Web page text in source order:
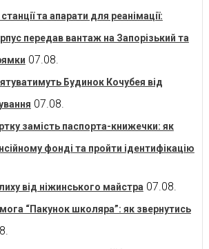
та апарати для реанімації:
передав вантаж на Запорізький та
07.08.
Будинок Кочубея від
07.08.
замість паспорта-книжечки: як
фонді та пройти ідентифікацію
від ніжинського майстра 07.08.
“Пакунок школяра”: як звернутись